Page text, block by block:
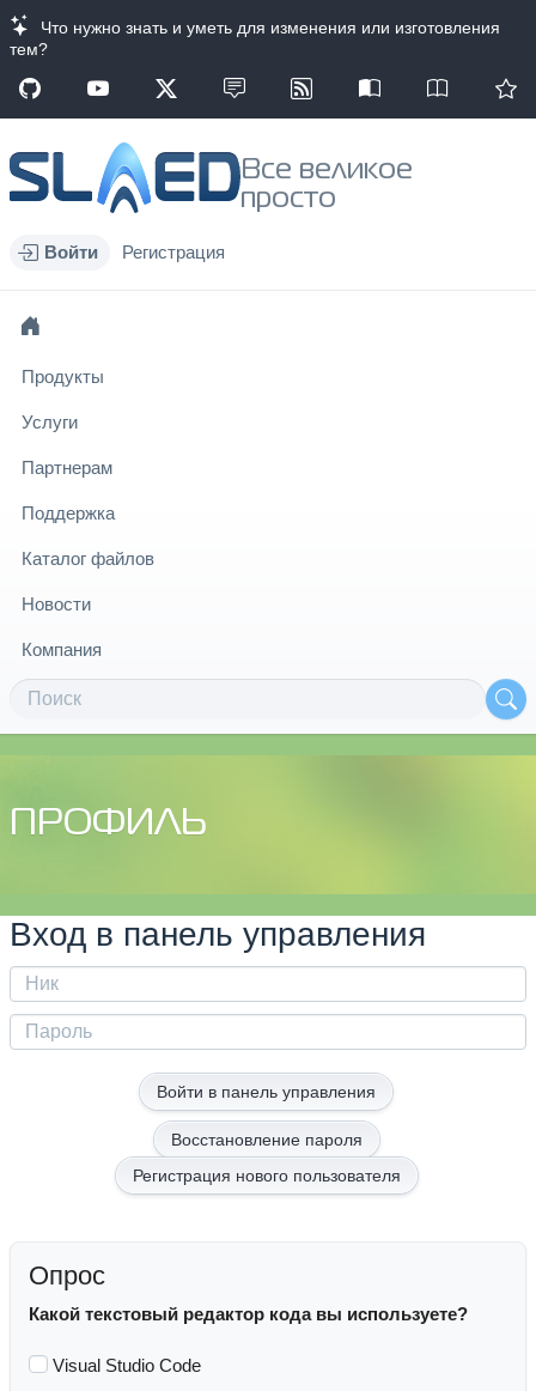
Что нужно знать и уметь для изменения или изготовления
тем?
Все великое
просто
Войти Регистрация
Продукты
Услуги
Партнерам
Поддержка
Каталог файлов
Новости
Компания
ПРОФИЛЬ
Вход в панель управления
Восстановление пароля
Регистрация нового пользователя
Опрос
Какой текстовый редактор кода вы используете?
Visual Studio Code